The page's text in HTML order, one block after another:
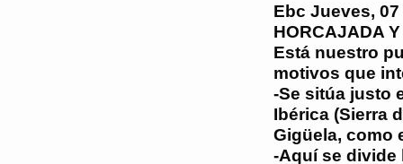
Ebc Jueves, 07
HORCAJADA
Está nuestro
motivos que
-Se sitúa justo
Ibérica (Sierra
Gigüela, como
-Aquí se divide